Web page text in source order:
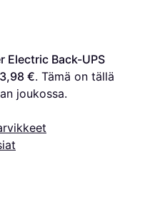
Electric Back-UPS
€. Tämä on tällä
joukossa.